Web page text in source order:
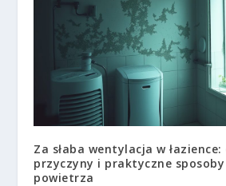
Za słaba wentylacja w
przyczyny i praktyczne
powietrza